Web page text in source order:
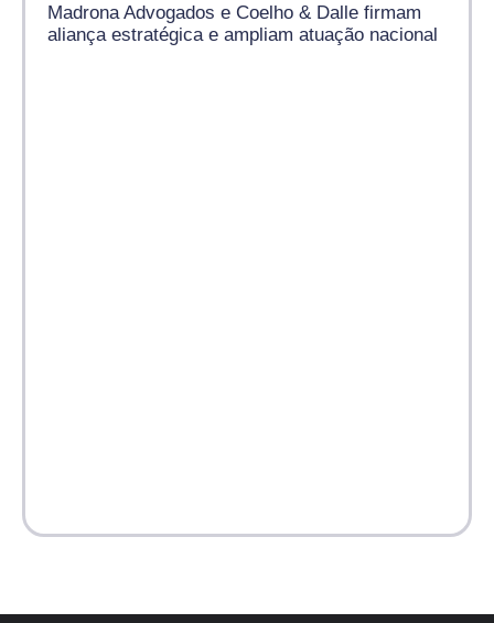
Madrona Advogados e Coelho & Dalle firmam
aliança estratégica e ampliam atuação nacional